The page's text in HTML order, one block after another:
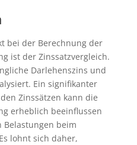
bei der Berechnung der
ist der Zinssatzvergleich.
Darlehenszins und
Ein signifikanter
Zinssätzen kann die
erheblich beeinflussen
beim
lohnt sich daher,